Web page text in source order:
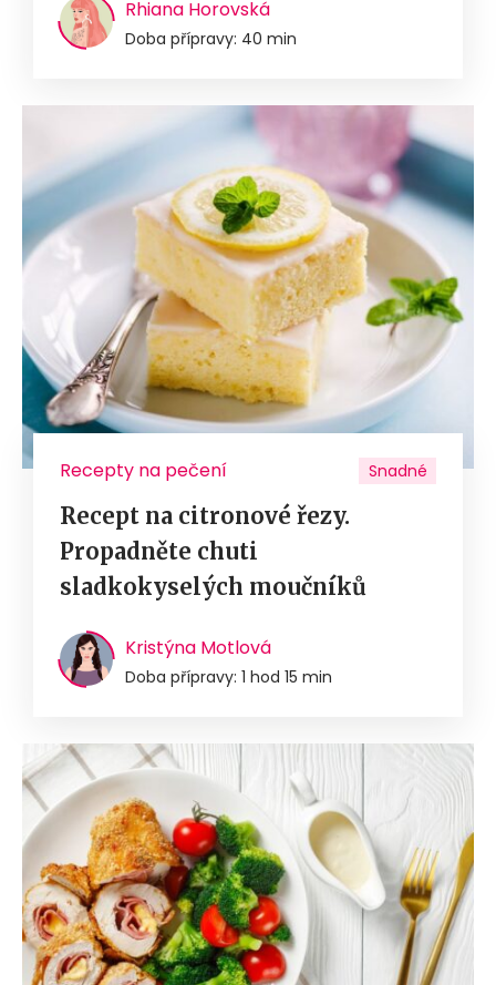
Rhiana Horovská
Doba přípravy: 40 min
Recepty na pečení Snadné
Recept na citronové řezy.
Propadněte chuti
sladkokyselých moučníků
Kristýna Motlová
Doba přípravy: 1 hod 15 min